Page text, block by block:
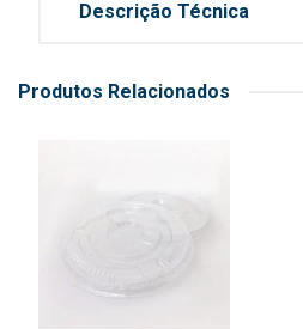
Descrição Técnica
Produtos Relacionados